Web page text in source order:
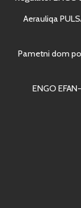
Aerauliqa
Pametni dom
ENGO